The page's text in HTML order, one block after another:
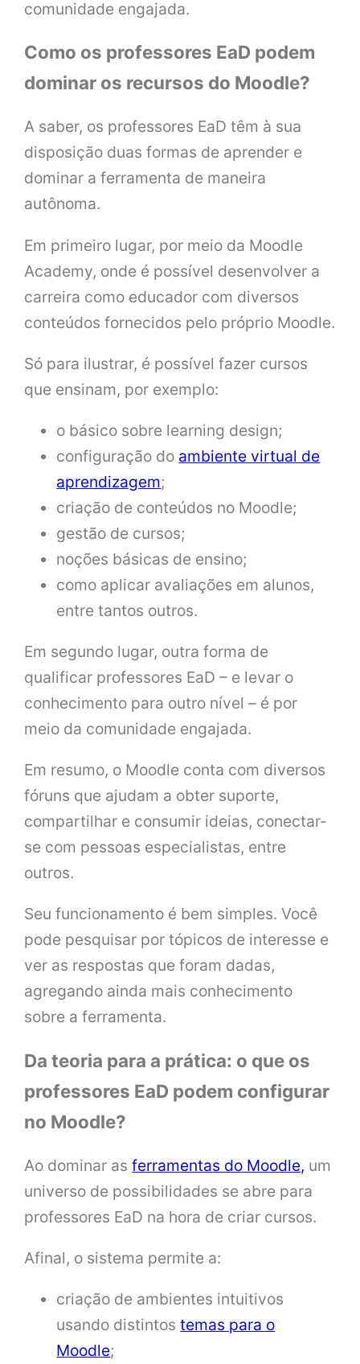
comunidade engajada.
Como os professores EaD podem
dominar os recursos do Moodle?
A saber, os professores EaD têm à sua
disposição duas formas de aprender e
dominar a ferramenta de maneira
autônoma.
Em primeiro lugar, por meio da Moodle
Academy, onde é possível desenvolver a
carreira como educador com diversos
conteúdos fornecidos pelo próprio Moodle.
Só para ilustrar, é possível fazer cursos
que ensinam, por exemplo:
o básico sobre learning design;
configuração do ambiente virtual de
aprendizagem;
criação de conteúdos no Moodle;
gestão de cursos;
noções básicas de ensino;
como aplicar avaliações em alunos,
entre tantos outros.
Em segundo lugar, outra forma de
qualificar professores EaD – e levar o
conhecimento para outro nível – é por
meio da comunidade engajada.
Em resumo, o Moodle conta com diversos
fóruns que ajudam a obter suporte,
compartilhar e consumir ideias, conectar-
se com pessoas especialistas, entre
outros.
Seu funcionamento é bem simples. Você
pode pesquisar por tópicos de interesse e
ver as respostas que foram dadas,
agregando ainda mais conhecimento
sobre a ferramenta.
Da teoria para a prática: o que os
professores EaD podem configurar
no Moodle?
Ao dominar asferramentas do Moodle, um
universo de possibilidades se abre para
professores EaD na hora de criar cursos.
Afinal, o sistema permite a:
criação de ambientes intuitivos
usando distintostemas para o
Moodle;